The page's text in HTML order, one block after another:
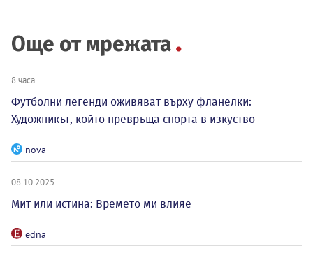
Още от мрежата
8 часа
Футболни легенди оживяват върху фланелки:
Художникът, който превръща спорта в изкуство
nova
08.10.2025
Мит или истина: Времето ми влияе
edna